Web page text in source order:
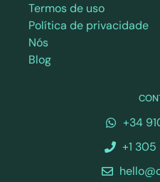
Termos de uso
Política de privacidade
Nós
Blog
+34
+1